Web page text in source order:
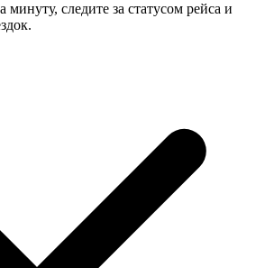
минуту, следите за статусом рейса и